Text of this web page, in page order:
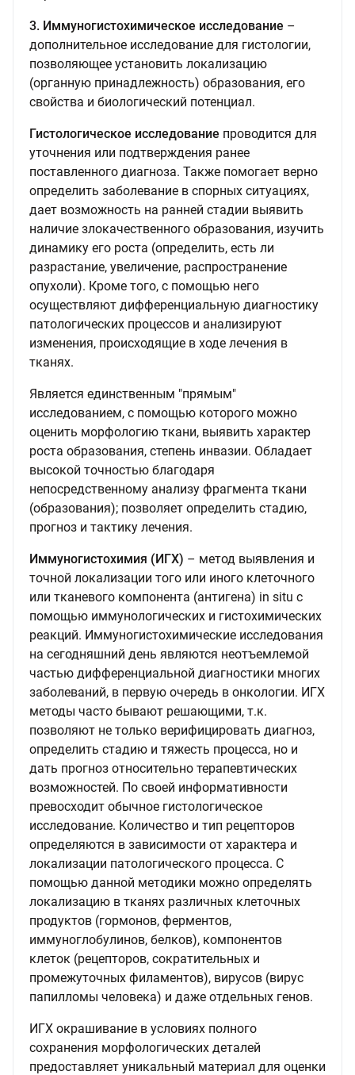
3. Иммуногистохимическое исследование –
дополнительное исследование для гистологии,
позволяющее установить локализацию
(органную принадлежность) образования, его
свойства и биологический потенциал.
Гистологическое исследование проводится для
уточнения или подтверждения ранее
поставленного диагноза. Также помогает верно
определить заболевание в спорных ситуациях,
дает возможность на ранней стадии выявить
наличие злокачественного образования, изучить
динамику его роста (определить, есть ли
разрастание, увеличение, распространение
опухоли). Кроме того, с помощью него
осуществляют дифференциальную диагностику
патологических процессов и анализируют
изменения, происходящие в ходе лечения в
тканях.
Является единственным "прямым"
исследованием, с помощью которого можно
оценить морфологию ткани, выявить характер
роста образования, степень инвазии. Обладает
высокой точностью благодаря
непосредственному анализу фрагмента ткани
(образования); позволяет определить стадию,
прогноз и тактику лечения.
Иммуногистохимия (ИГХ) – метод выявления и
точной локализации того или иного клеточного
или тканевого компонента (антигена) in situ с
помощью иммунологических и гистохимических
реакций. Иммуногистохимические исследования
на сегодняшний день являются неотъемлемой
частью дифференциальной диагностики многих
заболеваний, в первую очередь в онкологии. ИГХ
методы часто бывают решающими, т.к.
позволяют не только верифицировать диагноз,
определить стадию и тяжесть процесса, но и
дать прогноз относительно терапевтических
возможностей. По своей информативности
превосходит обычное гистологическое
исследование. Количество и тип рецепторов
определяются в зависимости от характера и
локализации патологического процесса. С
помощью данной методики можно определять
локализацию в тканях различных клеточных
продуктов (гормонов, ферментов,
иммуноглобулинов, белков), компонентов
клеток (рецепторов, сократительных и
промежуточных филаментов), вирусов (вирус
папилломы человека) и даже отдельных генов.
ИГХ окрашивание в условиях полного
сохранения морфологических деталей
предоставляет уникальный материал для оценки